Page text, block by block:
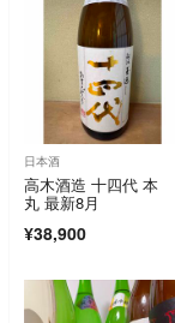
日本酒
高木酒造 十四代 本
丸 最新8月
¥38,900